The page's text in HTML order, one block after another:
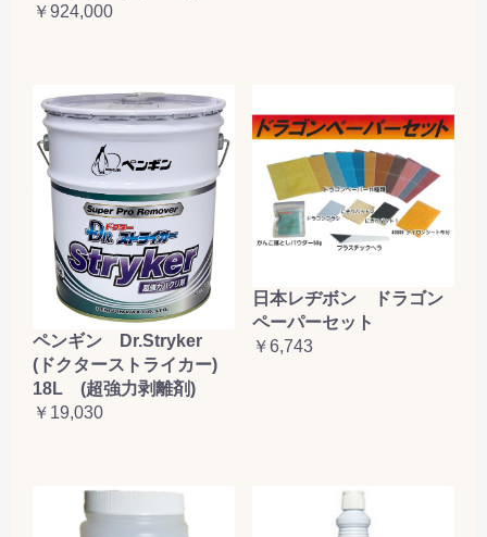
￥924,000
ペンギン Dr.Stryker
(ドクターストライカー)
18L (超強力剥離剤)
￥19,030
日本レヂボン ドラゴン
ペーパーセット
￥6,743